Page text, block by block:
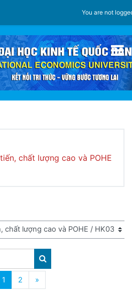
You are not
chất lượng cao và POHE
SEARCH COURSES
1 (current)
2 »Next page